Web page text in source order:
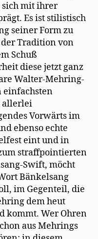
sich mit ihrer
Es ist stilistisch
seiner Form zu
der Tradition von
Schuß
diese jetzt ganz
Walter-Mehring-
einfachsten
allerlei
Vorwärts im
ebenso echte
eint und in
straffpointierten
Swift, möcht
Bänkelsang
im Gegenteil, die
dem heut
kommt. Wer Ohren
aus Mehrings